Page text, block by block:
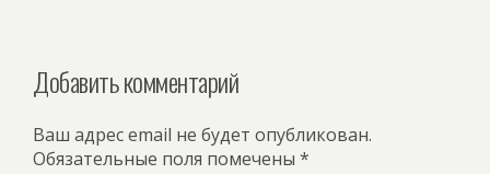
Добавить комментарий
Ваш адрес email не будет опубликован.
Обязательные поля помечены *